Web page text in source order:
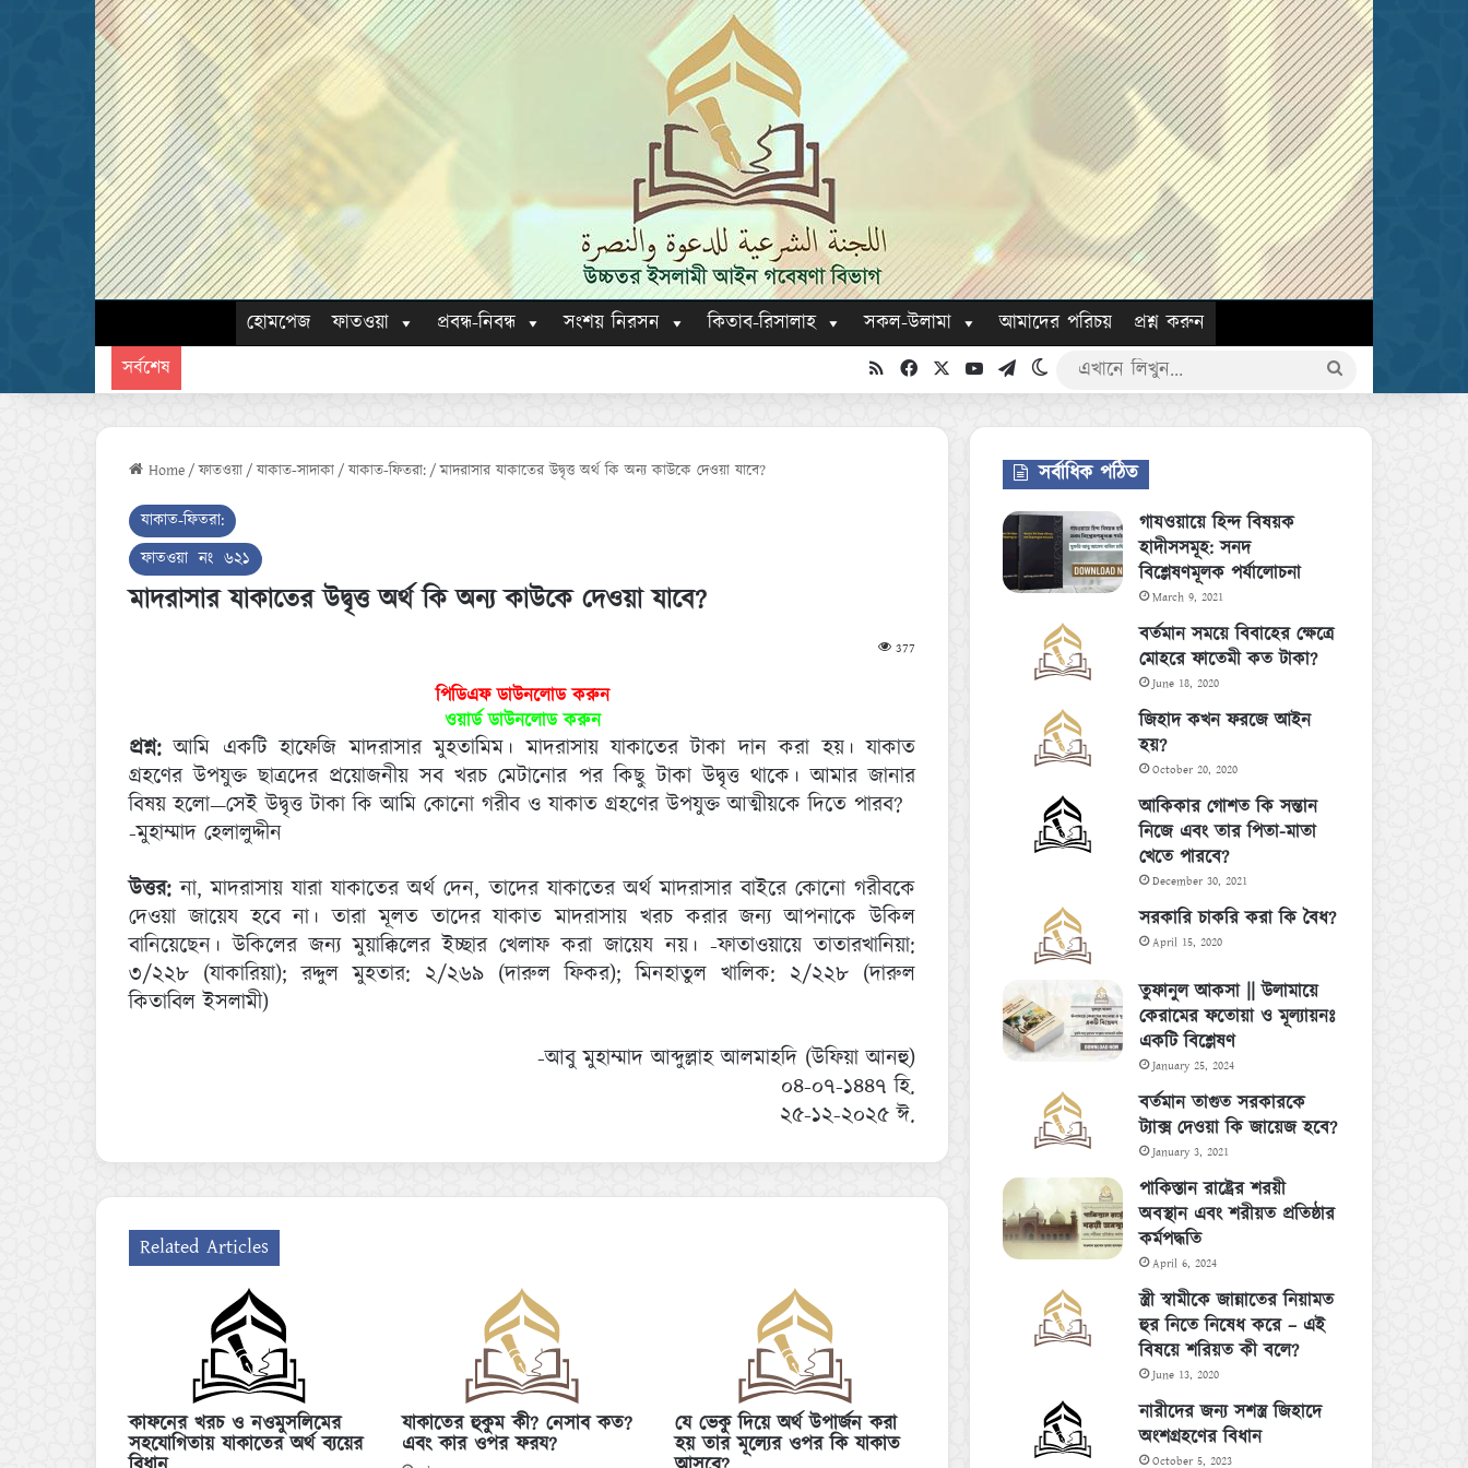
হোমপেজ ফাতওয়া প্রবন্ধ-নিবন্ধ সংশয় নিরসন কিতাব-রিসালাহ সকল-উলামা আমাদের পরিচয় প্রশ্ন করুন
সর্বশেষ RSS Facebook YouTubeTelegramSwitch skin
Home/ ফাতওয়া/ যাকাত-সাদাকা/ যাকাত-ফিতরা:/ মাদরাসার যাকাতের উদ্বৃত্ত অর্থ কি অন্য কাউকে দেওয়া যাবে?
যাকাত-ফিতরা:
ফাতওয়া নং ৬২১
মাদরাসার যাকাতের উদ্বৃত্ত অর্থ কি অন্য কাউকে দেওয়া যাবে?
377
পিডিএফ ডাউনলোড করুন
ওয়ার্ড ডাউনলোড করুন
প্রশ্ন: আমি একটি হাফেজি মাদরাসার মুহতামিম। মাদরাসায় যাকাতের টাকা দান করা হয়। যাকাত
গ্রহণের উপযুক্ত ছাত্রদের প্রয়োজনীয় সব খরচ মেটানোর পর কিছু টাকা উদ্বৃত্ত থাকে। আমার জানার
বিষয় হলো—সেই উদ্বৃত্ত টাকা কি আমি কোনো গরীব ও যাকাত গ্রহণের উপযুক্ত আত্মীয়কে দিতে পারব?
-মুহাম্মাদ হেলালুদ্দীন
উত্তর: না, মাদরাসায় যারা যাকাতের অর্থ দেন, তাদের যাকাতের অর্থ মাদরাসার বাইরে কোনো গরীবকে
দেওয়া জায়েয হবে না। তারা মূলত তাদের যাকাত মাদরাসায় খরচ করার জন্য আপনাকে উকিল
বানিয়েছেন। উকিলের জন্য মুয়াক্কিলের ইচ্ছার খেলাফ করা জায়েয নয়। -ফাতাওয়ায়ে তাতারখানিয়া:
৩/২২৮ (যাকারিয়া); রদ্দুল মুহতার: ২/২৬৯ (দারুল ফিকর); মিনহাতুল খালিক: ২/২২৮ (দারুল
কিতাবিল ইসলামী)
-আবু মুহাম্মাদ আব্দুল্লাহ আলমাহদি (উফিয়া আনহু)
০৪-০৭-১৪৪৭ হি.
২৫-১২-২০২৫ ঈ.
Related Articles
কাফনের খরচ ও নওমুসলিমের
সহযোগিতায় যাকাতের অর্থ ব্যয়ের
যাকাতের হুকুম কী? নেসাব কত?
এবং কার ওপর ফরয?
যে ভেকু দিয়ে অর্থ উপার্জন করা
হয় তার মূল্যের ওপর কি যাকাত
সর্বাধিক পঠিত
গাযওয়ায়ে হিন্দ বিষয়ক
হাদীসসমূহ: সনদ
বিশ্লেষণমূলক পর্যালোচনা
March 9, 2021
বর্তমান সময়ে বিবাহের ক্ষেত্রে
মোহরে ফাতেমী কত টাকা?
June 18, 2020
জিহাদ কখন ফরজে আইন
হয়?
October 20, 2020
আকিকার গোশত কি সন্তান
নিজে এবং তার পিতা-মাতা
খেতে পারবে?
December 30, 2021
সরকারি চাকরি করা কি বৈধ?
April 15, 2020
তুফানুল আকসা || উলামায়ে
কেরামের ফতোয়া ও মূল্যায়নঃ
একটি বিশ্লেষণ
January 25, 2024
বর্তমান তাগুত সরকারকে
ট্যাক্স দেওয়া কি জায়েজ হবে?
January 3, 2021
পাকিস্তান রাষ্ট্রের শরয়ী
অবস্থান এবং শরীয়ত প্রতিষ্ঠার
কর্মপদ্ধতি
April 6, 2024
স্ত্রী স্বামীকে জান্নাতের নিয়ামত
হুর নিতে নিষেধ করে – এই
বিষয়ে শরিয়ত কী বলে?
June 13, 2020
নারীদের জন্য সশস্ত্র জিহাদে
অংশগ্রহণের বিধান
October 5, 2023